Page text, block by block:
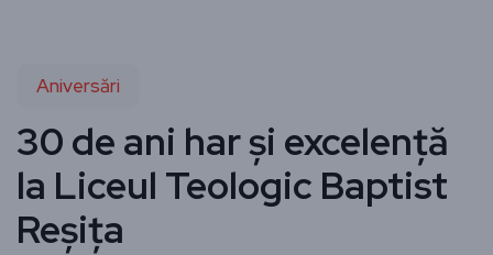
Aniversări
30 de ani har și excelență
la Liceul Teologic Baptist
Reșița